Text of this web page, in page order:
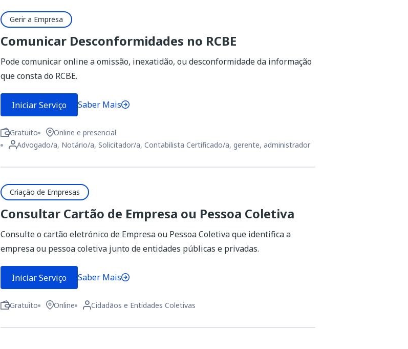
Gerir a Empresa
Comunicar Desconformidades no RCBE
Pode comunicar online a omissão, inexatidão, ou desconformidade da informação
que consta do RCBE.
Iniciar Serviço Saber Mais
Gratuito
Online e presencial
Advogado/a, Notário/a, Solicitador/a, Contabilista Certificado/a, gerente, administrador
Criação de Empresas
Consultar Cartão de Empresa ou Pessoa Coletiva
Consulte o cartão eletrónico de Empresa ou Pessoa Coletiva que identifica a
empresa ou pessoa coletiva junto de entidades públicas e privadas.
Iniciar Serviço Saber Mais
Gratuito Online Cidadãos e Entidades Coletivas